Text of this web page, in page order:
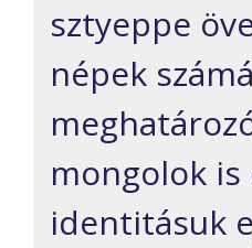
sztyeppe
népek
mongolok
identitásuk